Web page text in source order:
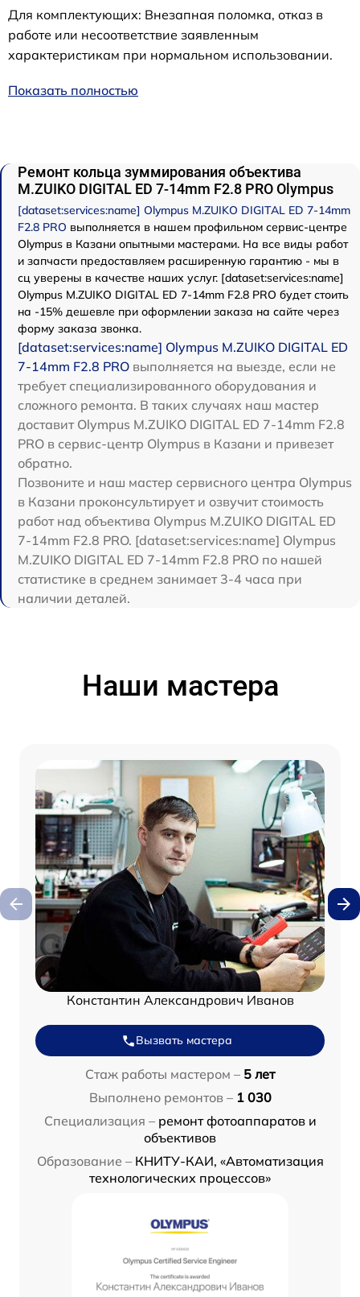
Для комплектующих: Внезапная поломка, отказ в
работе или несоответствие заявленным
характеристикам при нормальном использовании.
Показать полностью
Ремонт кольца зуммирования объектива
M.ZUIKO DIGITAL ED 7-14mm F2.8 PRO Olympus
[dataset:services:name] Olympus M.ZUIKO DIGITAL ED 7-14mm
F2.8 PRO выполняется в нашем профильном сервис-центре
Olympus в Казани опытными мастерами. На все виды работ
и запчасти предоставляем расширенную гарантию - мы в
сц уверены в качестве наших услуг. [dataset:services:name]
Olympus M.ZUIKO DIGITAL ED 7-14mm F2.8 PRO будет стоить
на -15% дешевле при оформлении заказа на сайте через
форму заказа звонка.
[dataset:services:name] Olympus M.ZUIKO DIGITAL ED
7-14mm F2.8 PRO выполняется на выезде, если не
требует специализированного оборудования и
сложного ремонта. В таких случаях наш мастер
доставит Olympus M.ZUIKO DIGITAL ED 7-14mm F2.8
PRO в сервис-центр Olympus в Казани и привезет
обратно.
Позвоните и наш мастер сервисного центра Olympus
в Казани проконсультирует и озвучит стоимость
работ над объектива Olympus M.ZUIKO DIGITAL ED
7-14mm F2.8 PRO. [dataset:services:name] Olympus
M.ZUIKO DIGITAL ED 7-14mm F2.8 PRO по нашей
статистике в среднем занимает 3-4 часа при
наличии деталей.
Наши мастера
Константин Александрович Иванов
Вызвать мастера
Стаж работы мастером – 5 лет
Выполнено ремонтов – 1 030
Специализация – ремонт фотоаппаратов и
объективов
Образование – КНИТУ-КАИ, «Автоматизация
технологических процессов»